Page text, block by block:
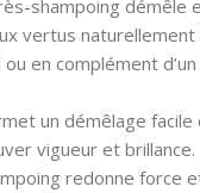
shampoing
vertus
en complément
un démêlage facile
vigueur et brillance.
redonne force